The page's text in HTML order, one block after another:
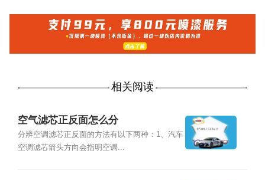
相关阅读
空气滤芯正反面怎么分
分辨空调滤芯正反面的方法有以下两种：1、汽车
空调滤芯箭头方向会指明空调...